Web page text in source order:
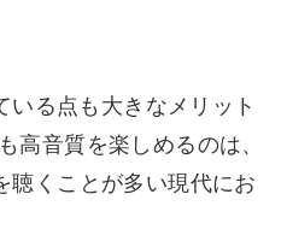
いる点も大きなメリット
高音質を楽しめるのは、
聴くことが多い現代にお